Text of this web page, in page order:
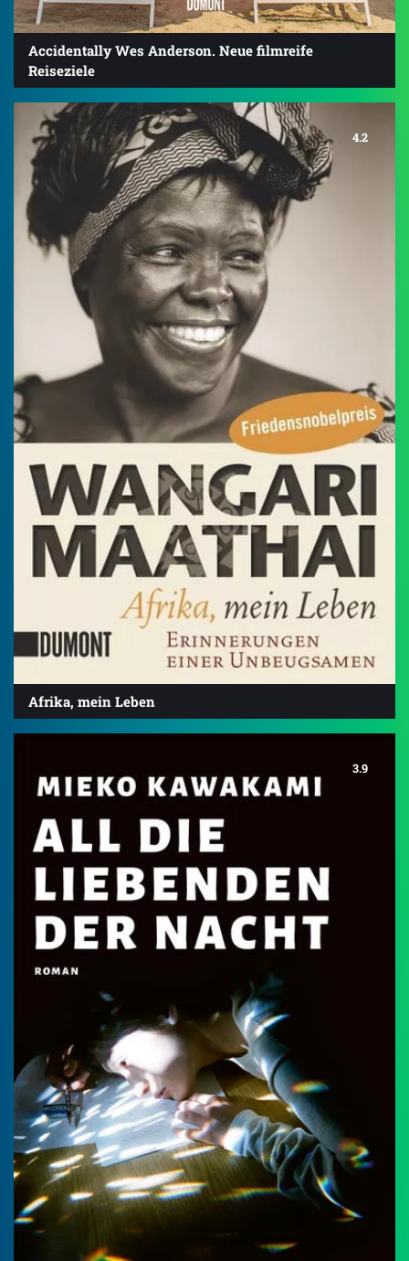
Accidentally Wes Anderson. Neue filmreife
Reiseziele
4.2
Afrika, mein Leben
3.9